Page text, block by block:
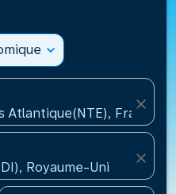
expand_more
France
close
Royaume-Uni
close